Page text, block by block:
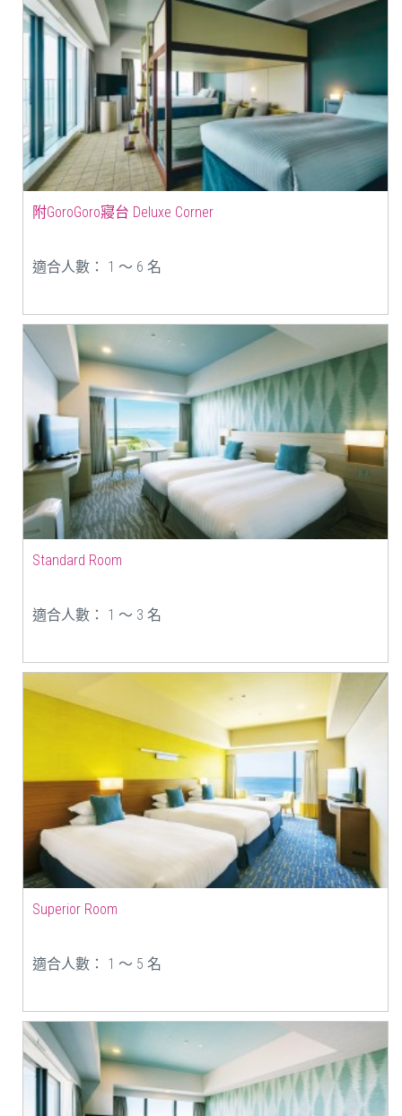
附GoroGoro寢台 Deluxe Corner
適合人數： 1 ～ 6 名
Standard Room
適合人數： 1 ～ 3 名
Superior Room
適合人數： 1 ～ 5 名